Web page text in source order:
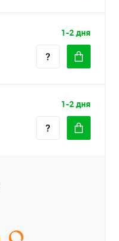
1-2 дня
1-2 дня